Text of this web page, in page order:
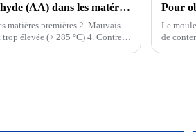
Comment traiter les niveaux élevés d'acétaldéhyde (AA) dans les matériaux PET
matières premières 2. Mauvais
élevée (> 285 °C) 4. Contre-
Le
de